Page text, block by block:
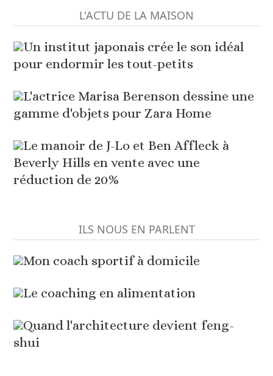
L'ACTU DE LA MAISON
Un institut japonais crée le son idéal
pour endormir les tout-petits
L'actrice Marisa Berenson dessine une
gamme d'objets pour Zara Home
Le manoir de J-Lo et Ben Affleck à
Beverly Hills en vente avec une
réduction de 20%
ILS NOUS EN PARLENT
Mon coach sportif à domicile
Le coaching en alimentation
Quand l'architecture devient feng-
shui